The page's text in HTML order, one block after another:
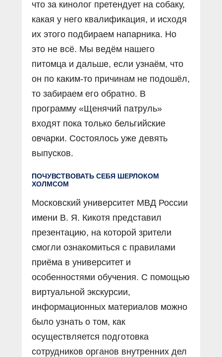
что за кинолог претендует на собаку,
какая у него квалификация, и исходя
их этого подбираем напарника. Но
это не всё. Мы ведём нашего
питомца и дальше, если узнаём, что
он по каким-то причинам не подошёл,
то забираем его обратно. В
программу «Щенячий патруль»
входят пока только бельгийские
овчарки. Состоялось уже девять
выпусков.
ПОЧУВСТВОВАТЬ СЕБЯ ШЕРЛОКОМ
ХОЛМСОМ
Московский университет МВД России
имени В. Я. Кикотя представил
презентацию, на которой зрители
смогли ознакомиться с правилами
приёма в университет и
особенностями обучения. С помощью
виртуальной экскурсии,
информационных материалов можно
было узнать о том, как
осуществляется подготовка
сотрудников органов внутренних дел